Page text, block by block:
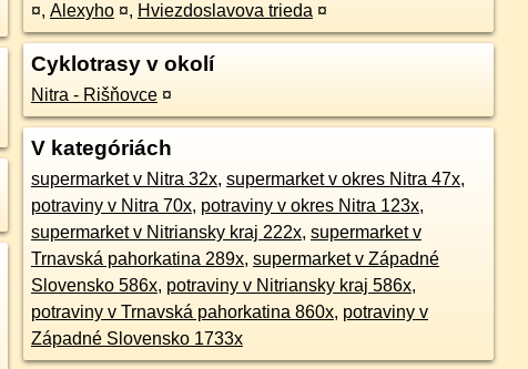
¤, Alexyho ¤, Hviezdoslavova trieda ¤
Cyklotrasy v okolí
Nitra - Rišňovce ¤
V kategóriách
supermarket v Nitra 32x, supermarket v okres Nitra 47x,
potraviny v Nitra 70x, potraviny v okres Nitra 123x,
supermarket v Nitriansky kraj 222x, supermarket v
Trnavská pahorkatina 289x, supermarket v Západné
Slovensko 586x, potraviny v Nitriansky kraj 586x,
potraviny v Trnavská pahorkatina 860x, potraviny v
Západné Slovensko 1733x